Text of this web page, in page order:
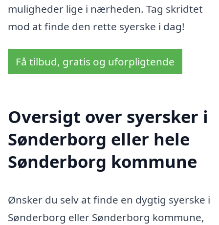
muligheder lige i nærheden. Tag skridtet
mod at finde den rette syerske i dag!
Få tilbud, gratis og uforpligtende
Oversigt over syersker i
Sønderborg eller hele
Sønderborg kommune
Ønsker du selv at finde en dygtig syerske i
Sønderborg eller Sønderborg kommune,